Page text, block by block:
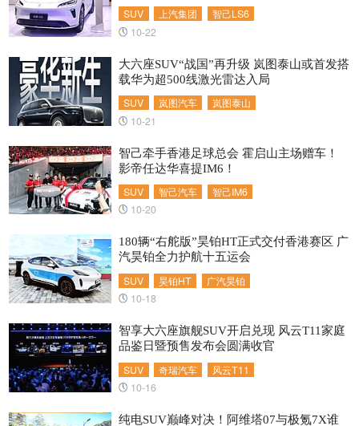
SUV 上汽集团 智己LS6
10-22
SUV 岚图汽车 岚图泰山
大六座SUV“战国”再升级 岚图泰山或首发搭
载华为超500线激光雷达入局
10-21
SUV 智己汽车 智己IM6
智己牵手香港足球总会 霍启山主场赠车！
影帝任达华喜提IM6！
10-20
SUV 昊铂HT 广汽昊铂
180辆“右舵版”昊铂HT正式交付香港赛区 广
汽昊铂全力护航十五运会
10-18
SUV 奇瑞汽车 风云T11
智享大六座旗舰SUV开启兑现 风云T11家庭
品鉴日暨预售发布会圆满收官
10-16
纯电SUV巅峰对决！阿维塔07与极氪7X谁